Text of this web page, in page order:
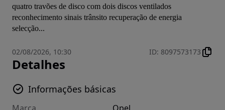
quatro travões de disco com dois discos ventilados
reconhecimento sinais trânsito recuperação de energia
selecção...
02/08/2026, 10:30 ID: 8097573173
Detalhes
Informações básicas